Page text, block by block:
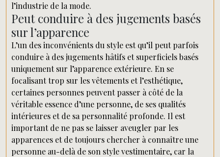
l’industrie de la mode.
Peut conduire à des jugements basés
sur l’apparence
L’un des inconvénients du style est qu’il peut parfois
conduire à des jugements hâtifs et superficiels basés
uniquement sur l’apparence extérieure. En se
focalisant trop sur les vêtements et l’esthétique,
certaines personnes peuvent passer à côté de la
véritable essence d’une personne, de ses qualités
intérieures et de sa personnalité profonde. Il est
important de ne pas se laisser aveugler par les
apparences et de toujours chercher à connaître une
personne au-delà de son style vestimentaire, car la